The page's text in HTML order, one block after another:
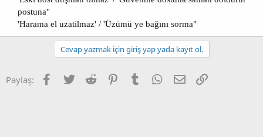
postuna"
'Harama el uzatilmaz' / 'Üzümü ye bağını sorma"​
Cevap yazmak için giriş yap yada kayıt ol.
Paylaş: Facebook
Twitter Reddit PinterestTumblr WhatsApp
E-posta